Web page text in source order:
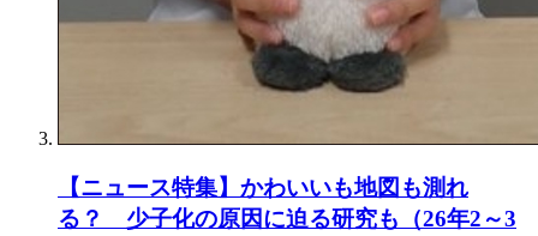
【ニュース特集】かわいいも地図も測れ
る？ 少子化の原因に迫る研究も（26年2～3